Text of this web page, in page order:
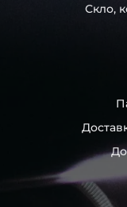
Скло,